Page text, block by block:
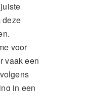
deze
voor
vaak een
in een